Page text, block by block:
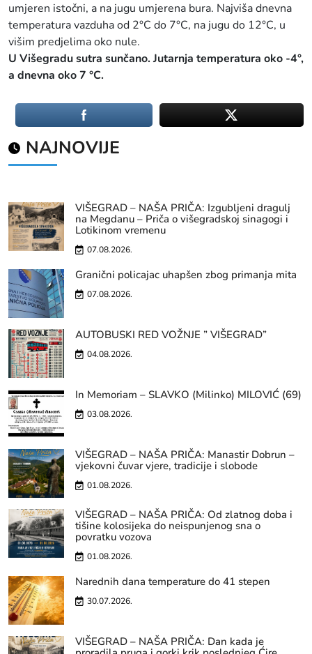
umjeren istočni, a na jugu umjerena bura. Najviša dnevna
temperatura vazduha od 2°C do 7°C, na jugu do 12°C, u
višim predjelima oko nule.
U Višegradu sutra sunčano. Jutarnja temperatura oko -4°,
a dnevna oko 7 °C.
NAJNOVIJE
VIŠEGRAD – NAŠA PRIČA: Izgubljeni dragulj
na Megdanu – Priča o višegradskoj sinagogi i
Lotikinom vremenu
07.08.2026.
Granični policajac uhapšen zbog primanja mita
07.08.2026.
AUTOBUSKI RED VOŽNJE ” VIŠEGRAD”
04.08.2026.
In Memoriam – SLAVKO (Milinko) MILOVIĆ (69)
03.08.2026.
VIŠEGRAD – NAŠA PRIČA: Manastir Dobrun –
vjekovni čuvar vjere, tradicije i slobode
01.08.2026.
VIŠEGRAD – NAŠA PRIČA: Od zlatnog doba i
tišine kolosijeka do neispunjenog sna o
povratku vozova
01.08.2026.
Narednih dana temperature do 41 stepen
30.07.2026.
VIŠEGRAD – NAŠA PRIČA: Dan kada je